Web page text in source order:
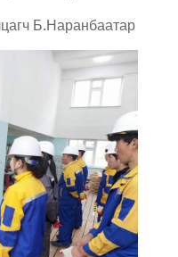
Б.Наранбаатар